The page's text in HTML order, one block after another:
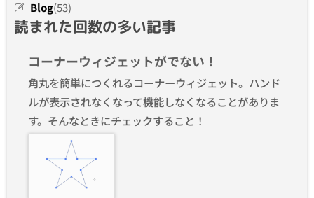
Blog(53)
読まれた回数の多い記事
コーナーウィジェットがでない！
角丸を簡単につくれるコーナーウィジェット。ハンド
ルが表示されなくなって機能しなくなることがありま
す。そんなときにチェックすること！